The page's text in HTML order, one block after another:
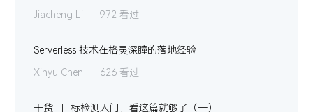
Jiacheng Li
972 看过
Serverless 技术在格灵深瞳的落地经验
Xinyu Chen
626 看过
干货 | 目标检测入门，看这篇就够了（一）